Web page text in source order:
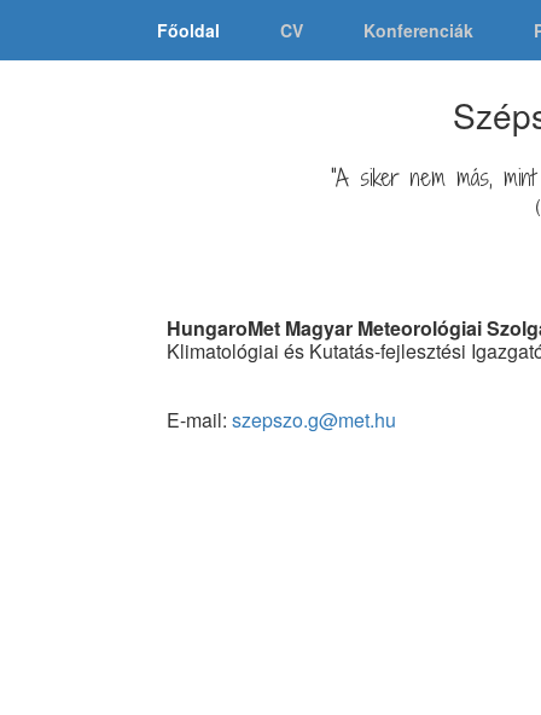
Főoldal CV Konferenciák
"A siker nem más,
HungaroMet Magyar Meteorológiai
Klimatológiai és Kutatás-fejlesztési
E-mail: szepszo.g@met.hu